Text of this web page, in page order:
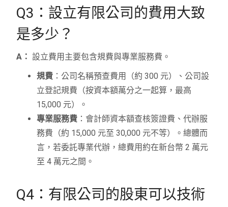
Q3：設立有限公司的費用大致
是多少？
A： 設立費用主要包含規費與專業服務費。
規費 ：公司名稱預查費用（約 300 元）、公司設
立登記規費（按資本額萬分之一起算，最高
15,000 元）。
專業服務費 ：會計師資本額查核簽證費、代辦服
務費（約 15,000 元至 30,000 元不等）。總體而
言，若委託專業代辦，總費用約在新台幣 2 萬元
至 4 萬元之間。
Q4：有限公司的股東可以技術